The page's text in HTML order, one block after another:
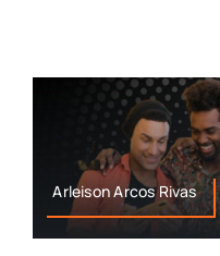
Arleison Arcos Rivas